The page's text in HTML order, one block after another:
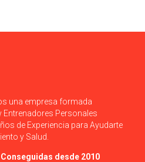
una empresa formada
Entrenadores Personales
de Experiencia para Ayudarte
y Salud.
desde 2010